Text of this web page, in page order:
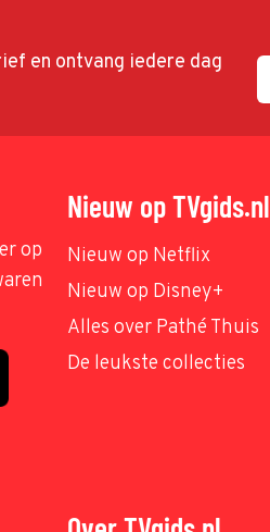
en ontvang iedere dag
op
Nieuw op TVgids.nl
Nieuw op Netflix
Nieuw op Disney+
Alles over Pathé Thuis
De leukste collecties